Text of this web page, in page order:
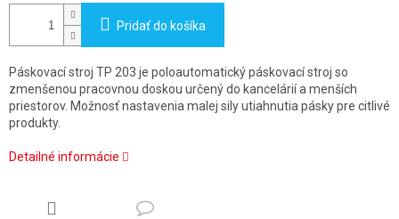
Pridať do košíka
Páskovací stroj TP 203 je poloautomatický páskovací stroj so
zmenšenou pracovnou doskou určený do kancelárií a menších
priestorov. Možnosť nastavenia malej sily utiahnutia pásky pre citlivé
produkty.
Detailné informácie